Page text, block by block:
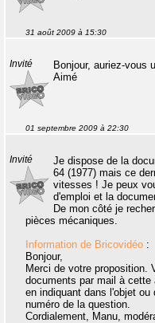
31 août 2009 à 15:30
Invité
Bonjour, auriez-vous
Aimé
01 septembre 2009 à 22:30
Invité
Je dispose de la
64 (1977) mais ce
vitesses ! Je peux
d'emploi et la
De mon côté je
pièces mécaniques.
Information de Bricovidéo :
Bonjour,
Merci de votre proposition.
documents par mail à cette
en indiquant dans l'objet
numéro de la question.
Cordialement, Manu,